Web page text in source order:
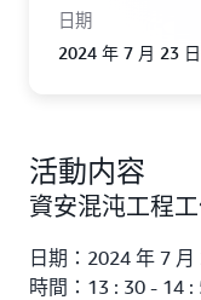
日期
2024 年 7 月 23
活動内容
資安混沌工程
日期：2024 年 7 月
時間：13 : 30 - 14 :